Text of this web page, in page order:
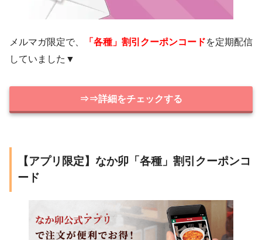
メルマガ限定で、 「各種」割引クーポンコードを定期配信
していました▼
⇒⇒詳細をチェックする
【アプリ限定】なか卯「各種」割引クーポンコ
ード